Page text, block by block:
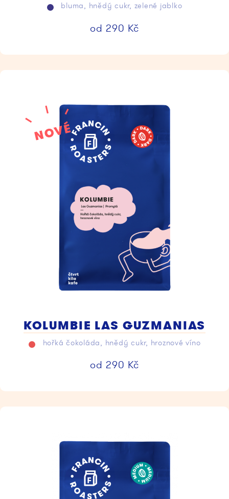
bluma, hnědý cukr, zelené jablko
od 290 Kč
KOLUMBIE LAS GUZMANIAS
hořká čokoláda, hnědý cukr, hroznové víno
od 290 Kč